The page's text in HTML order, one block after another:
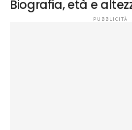
Biografia, età e